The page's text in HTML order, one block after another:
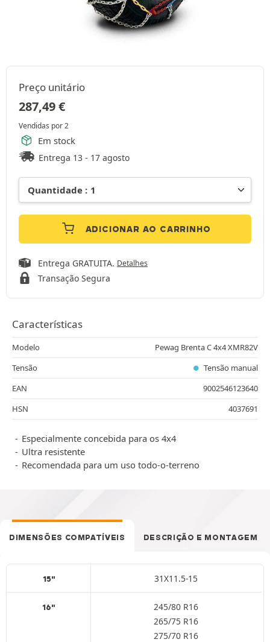
Preço unitário
287,49€
Vendidas por 2
Em stock
Entrega 13 - 17 agosto
ADICIONAR AO CARRINHO
Entrega GRATUITA. Detalhes
Transação Segura
Características
Modelo
Pewag Brenta C 4x4 XMR82V
Tensão
Tensão manual
EAN
9002546123640
HSN
4037691
Especialmente concebida para os 4x4
Ultra resistente
Recomendada para um uso todo-o-terreno
DIMENSÕES COMPATÍVEIS DESCRIÇÃO E MONTAGEM
15" 31X11.5-15
16"
245/80 R16
265/75 R16
275/70 R16